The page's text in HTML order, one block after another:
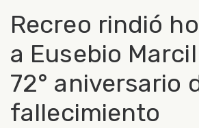
Recreo rindió
a Eusebio
72° aniversario
fallecimiento